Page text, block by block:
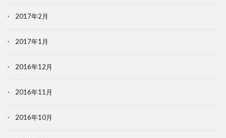
2017年2月
2017年1月
2016年12月
2016年11月
2016年10月